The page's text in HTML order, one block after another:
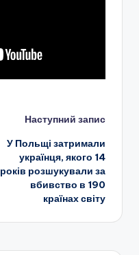
Наступний запис
У Польщі затримали
українця, якого 14
років розшукували за
вбивство в 190
країнах світу